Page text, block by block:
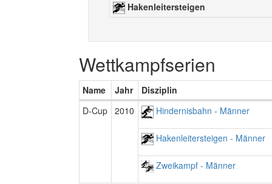
Hakenleitersteigen
Wettkampfserien
Name Jahr
Disziplin
D-Cup 2010 Hindernisbahn - Männer
Hakenleitersteigen - Männer
Zweikampf - Männer